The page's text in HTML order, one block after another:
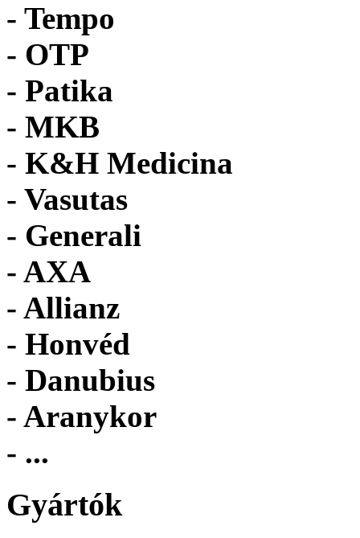
- Tempo
- OTP
- Patika
- MKB
- K&H Medicina
- Vasutas
- Generali
- AXA
- Allianz
- Honvéd
- Danubius
- Aranykor
- ...
Gyártók